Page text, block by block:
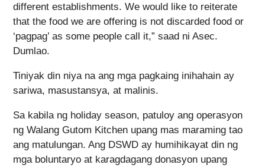
different establishments. We would like to reiterate
that the food we are offering is not discarded food or
‘pagpag’ as some people call it,” saad ni Asec.
Dumlao.
Tiniyak din niya na ang mga pagkaing inihahain ay
sariwa, masustansya, at malinis.
Sa kabila ng holiday season, patuloy ang operasyon
ng Walang Gutom Kitchen upang mas maraming tao
ang matulungan. Ang DSWD ay humihikayat din ng
mga boluntaryo at karagdagang donasyon upang